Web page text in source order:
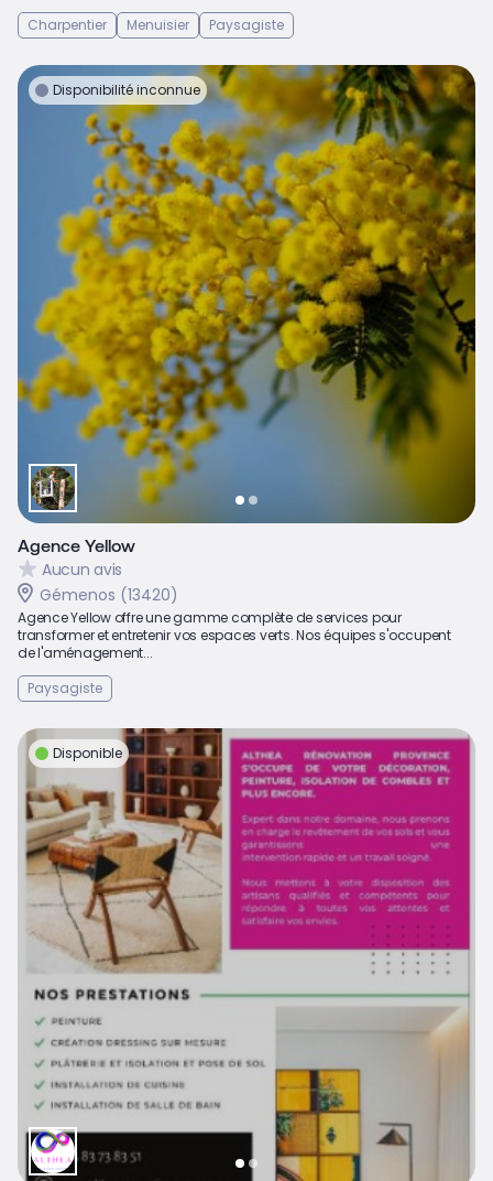
Charpentier
Menuisier Paysagiste
Disponibilité inconnue
Agence Yellow
Aucun avis
Gémenos (13420)
Agence Yellow offre une gamme complète de services pour
transformer et entretenir vos espaces verts. Nos équipes s'occupent
de l'aménagement...
Paysagiste
Disponible